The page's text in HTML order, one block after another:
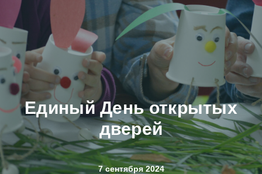
Единый День открытых
дверей
7 сентября 2024